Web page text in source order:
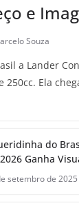
e
Souza
a Lander
Ela
do
Ganha
setembro de 2025